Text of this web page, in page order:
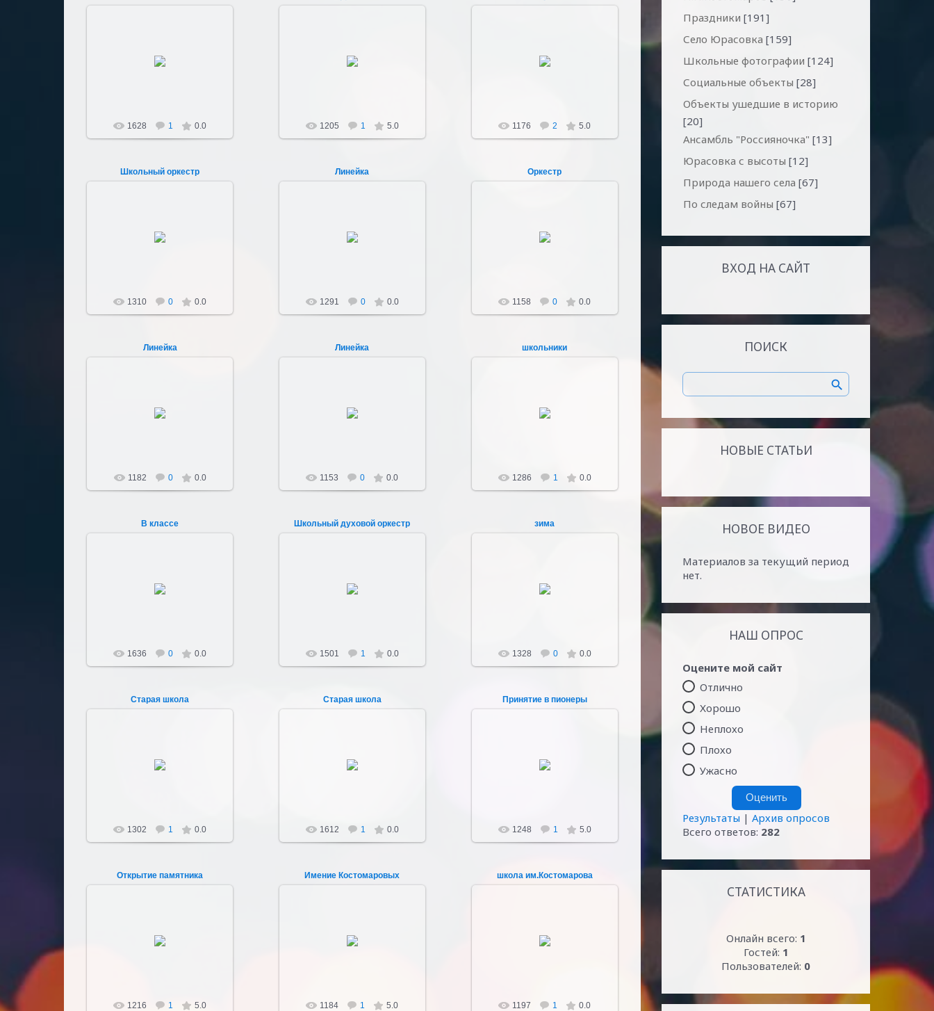
День победы 9 Мая 1977г.
Открытие памятника.
1628 1 0.0 1205 1 5.0 1176 2 5.0
Школьный оркестр
В 70-80-х гг. в школе был свой
духовой оркестр.
1310 0 0.0
Линейка
1291 0 0.0
Оркестр
В 70-80-х гг. в школе был свой
духовой оркестр.
1158 0 0.0
Линейка
1182 0 0.0
Линейка
1153 0 0.0
школьники
1286 1 0.0
В классе
1636 0 0.0
Школьный духовой оркестр
В 70-80-х гг. в школе был свой
духовой оркестр.
1501 1 0.0
зима
Проводы зимы в Юрасовке
1328 0 0.0
Старая школа
Школа Костомарова с
пристройкой
1302 1 0.0
Старая школа
Школа Костомарова с
пристройкой
1612 1 0.0
Принятие в пионеры
19 мая 80-е гг. - принятие в
пионеры.
1248 1 5.0
Открытие памятника
Открытие памятника 9 мая 1977г
1216 1 5.0
Имение Костомаровых
Фото реставрирована
1184 1 5.0
школа им.Костомарова
Сохранилась до нашего времени
1197 1 0.0
Праздники [191]
Село Юрасовка [159]
Школьные фотографии [124]
Социальные объекты [28]
Объекты ушедшие в историю
[20]
Ансамбль "Россияночка" [13]
Юрасовка с высоты [12]
Природа нашего села [67]
По следам войны [67]
ВХОД НА САЙТ
ПОИСК
НОВЫЕ СТАТЬИ
НОВОЕ ВИДЕО
Материалов за текущий период
нет.
НАШ ОПРОС
Оцените мой сайт
Отлично
Хорошо
Неплохо
Плохо
Ужасно
Результаты | Архив опросов
Всего ответов: 282
СТАТИСТИКА
Онлайн всего: 1
Гостей: 1
Пользователей: 0